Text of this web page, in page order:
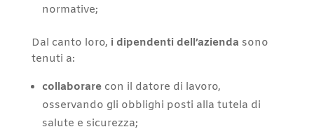
normative;
Dal canto loro, i dipendenti dell’azienda sono
tenuti a:
collaborarecon il datore di lavoro,
osservando gli obblighi posti alla tutela di
salute e sicurezza;